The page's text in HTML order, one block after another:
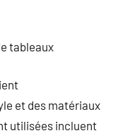
tableaux
et des matériaux
utilisées incluent